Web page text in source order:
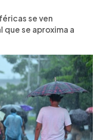
y
se ven
se aproxima a